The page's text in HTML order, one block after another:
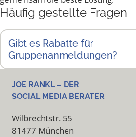
Häu­fig gestell­te Fragen
Gibt es Rabat­te für
Gruppenanmeldungen?
JOE RANKL – DER
SOCIAL MEDIA BERATER
Wilbrechtstr. 55
81477 München